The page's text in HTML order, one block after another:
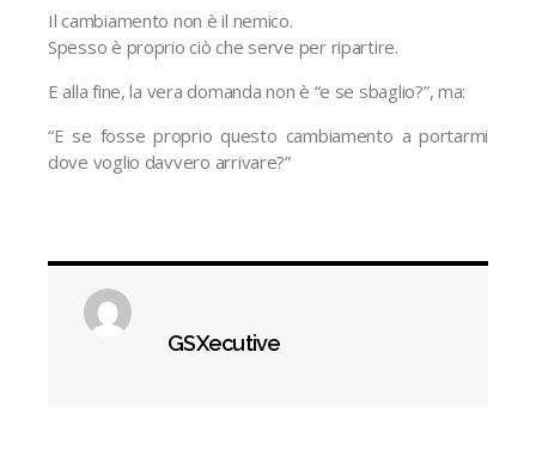
Il cambiamento non è il nemico.
Spesso è proprio ciò che serve per ripartire.
E alla fine, la vera domanda non è “e se sbaglio?”, ma:
“E se fosse proprio questo cambiamento a portarmi
dove voglio davvero arrivare?”
GSXecutive